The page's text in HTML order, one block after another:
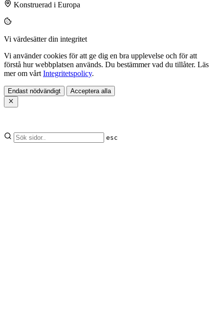
Konstruerad i Europa
Vi värdesätter din integritet
Vi använder cookies för att ge dig en bra upplevelse och för att
förstå hur webbplatsen används. Du bestämmer vad du tillåter. Läs
mer om vårt Integritetspolicy.
Endast nödvändigt Acceptera alla
esc